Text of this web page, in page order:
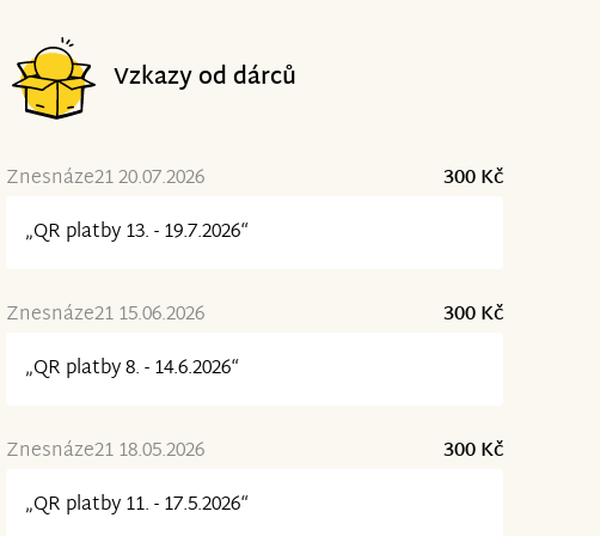
Vzkazy od dárců
Znesnáze21 20.07.2026
300 Kč
„QR platby 13. - 19.7.2026“
Znesnáze21 15.06.2026
300 Kč
„QR platby 8. - 14.6.2026“
Znesnáze21 18.05.2026
300 Kč
„QR platby 11. - 17.5.2026“